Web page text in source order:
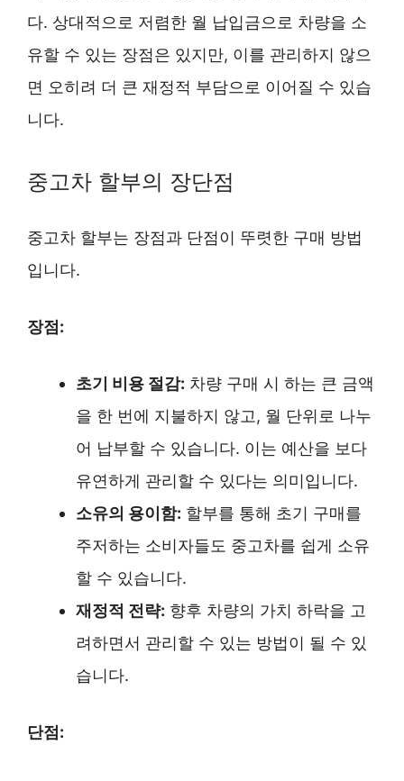
다. 상대적으로 저렴한 월 납입금으로 차량을 소
유할 수 있는 장점은 있지만, 이를 관리하지 않으
면 오히려 더 큰 재정적 부담으로 이어질 수 있습
니다.
중고차 할부의 장단점
중고차 할부는 장점과 단점이 뚜렷한 구매 방법
입니다.
장점:
초기 비용 절감: 차량 구매 시 하는 큰 금액
을 한 번에 지불하지 않고, 월 단위로 나누
어 납부할 수 있습니다. 이는 예산을 보다
유연하게 관리할 수 있다는 의미입니다.
소유의 용이함: 할부를 통해 초기 구매를
주저하는 소비자들도 중고차를 쉽게 소유
할 수 있습니다.
재정적 전략: 향후 차량의 가치 하락을 고
려하면서 관리할 수 있는 방법이 될 수 있
습니다.
단점: